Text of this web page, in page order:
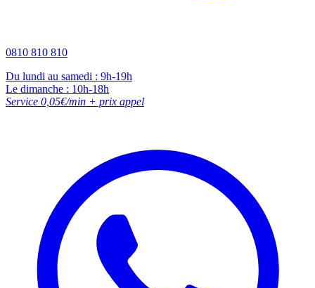
0810 810 810
Du lundi au samedi : 9h-19h
Le dimanche : 10h-18h
Service 0,05€/min + prix appel